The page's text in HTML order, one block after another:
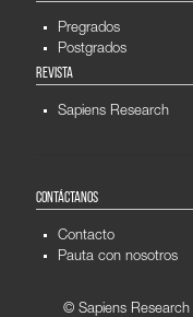
Pregrados
Postgrados
REVISTA
Sapiens Research
CONTÁCTANOS
Contacto
Pauta con nosotros
© Sapiens Research